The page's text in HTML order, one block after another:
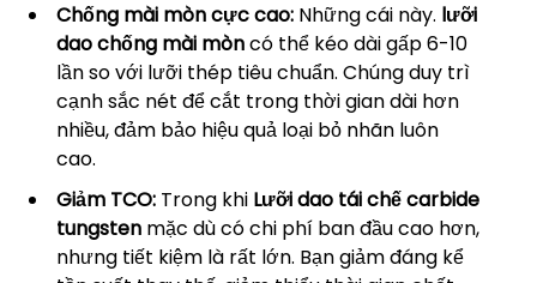
Chống mài mòn cực cao: Những cái này. lưỡi
dao chống mài mòncó thể kéo dài gấp 6-10
lần so với lưỡi thép tiêu chuẩn. Chúng duy trì
cạnh sắc nét để cắt trong thời gian dài hơn
nhiều, đảm bảo hiệu quả loại bỏ nhãn luôn
cao.
Giảm TCO: Trong khi Lưỡi dao tái chế carbide
tungsten mặc dù có chi phí ban đầu cao hơn,
nhưng tiết kiệm là rất lớn. Bạn giảm đáng kể